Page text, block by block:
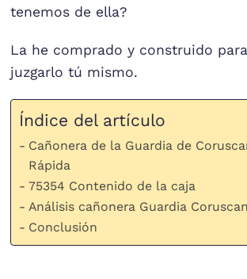
tenemos de ella?
La he comprado y construido
juzgarlo tú mismo.
Índice del artículo
Cañonera de la Guardia de
Rápida
75354 Contenido de la caja
Análisis cañonera Guardia
Conclusión